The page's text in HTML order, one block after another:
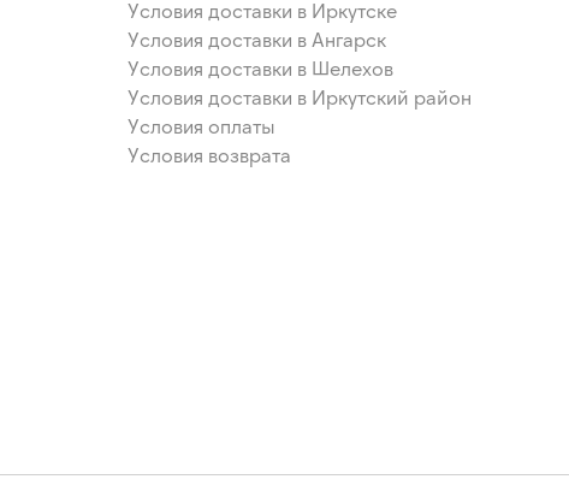
Условия доставки в Иркутске
Условия доставки в Ангарск
Условия доставки в Шелехов
Условия доставки в Иркутский район
Условия оплаты
Условия возврата